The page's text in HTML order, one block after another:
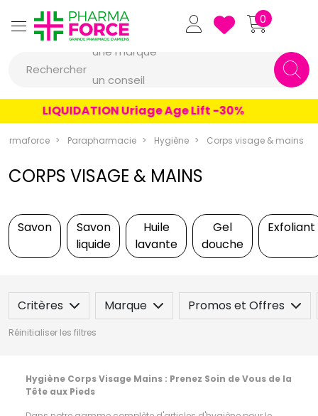
Pharmaforce Grande Pharmacie
0
Rechercher
une marque
un produit
une marque
LIQUIDATION Uriage Age Lift -30%
Parapharmacie Hygiène Corps visage & mains
CORPS VISAGE & MAINS
Savon
Savon
liquide
Huile
lavante
Gel
douche
Exfoliant
Critères Marque Promos et Offres
Réinitialiser les filtres
Hygiène Corps Visage Mains : Prenez Soin de Vous de la
Tête aux Pieds